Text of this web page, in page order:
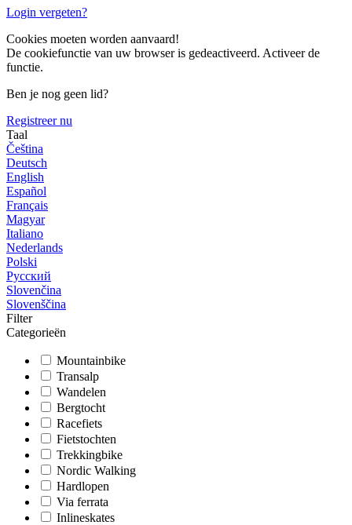
Login vergeten?
Cookies moeten worden aanvaard!
De cookiefunctie van uw browser is gedeactiveerd. Activeer de
functie.
Ben je nog geen lid?
Registreer nu
Taal
Čeština
Deutsch
English
Español
Français
Magyar
Italiano
Nederlands
Polski
Русский
Slovenčina
Slovenščina
Filter
Categorieën
Mountainbike
Transalp
Wandelen
Bergtocht
Racefiets
Fietstochten
Trekkingbike
Nordic Walking
Hardlopen
Via ferrata
Inlineskates